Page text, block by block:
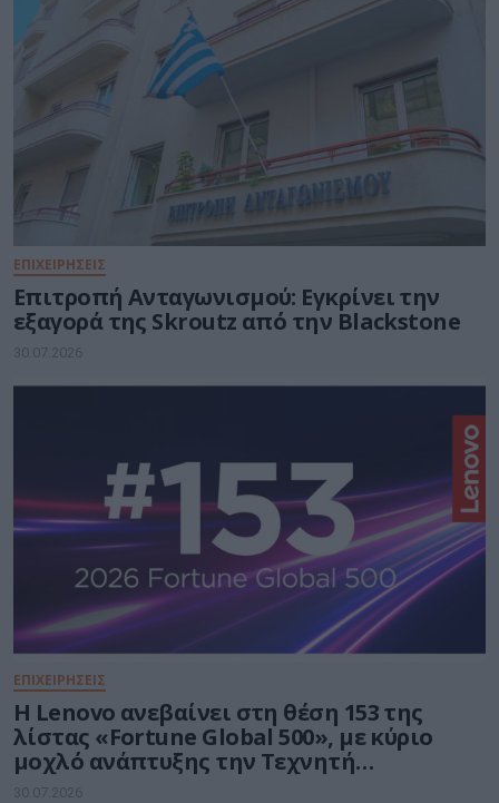
ΕΠΙΧΕΙΡΗΣΕΙΣ
Επιτροπή Ανταγωνισμού: Εγκρίνει την
εξαγορά της Skroutz από την Blackstone
30.07.2026
ΕΠΙΧΕΙΡΗΣΕΙΣ
Η Lenovo ανεβαίνει στη θέση 153 της
λίστας «Fortune Global 500», με κύριο
μοχλό ανάπτυξης την Τεχνητή
Νοημοσύνη
30.07.2026